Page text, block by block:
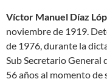
Víctor Manuel Díaz
noviembre de 1919.
de 1976, durante la
Sub Secretario General
56 años al momento de